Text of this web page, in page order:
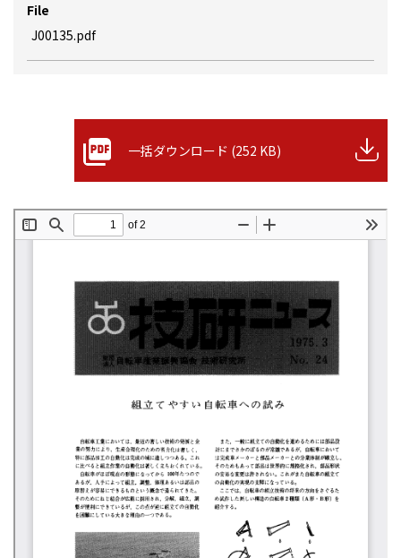
File
J00135.pdf
一括ダウンロード (252 KB)